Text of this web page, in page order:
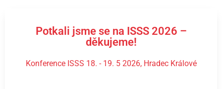
Potkali jsme se na ISSS 2026 –
děkujeme!
Konference ISSS 18. - 19. 5 2026, Hradec Králové